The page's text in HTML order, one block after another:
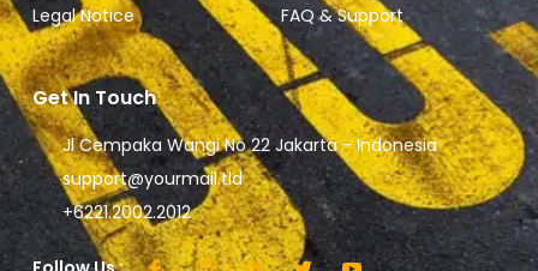
Legal Notice
FAQ & Support
Get In Touch
Jl Cempaka Wangi No 22 Jakarta - Indonesia
support@yourmail.tld
+6221.2002.2012